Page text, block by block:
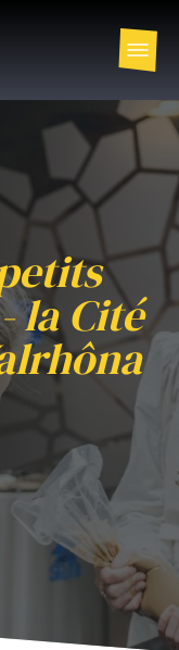
la Cité